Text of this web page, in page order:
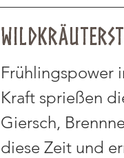
Frühlingspower
Kraft sprießen
Giersch,
diese Zeit und